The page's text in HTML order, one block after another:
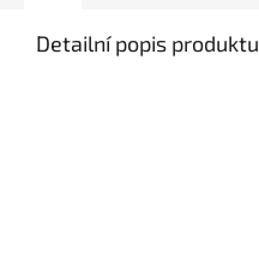
Detailní popis produktu